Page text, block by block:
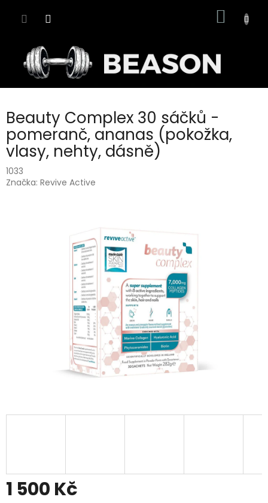
KOŠÍK
Beauty Complex 30 sáčků -
pomeranč, ananas (pokožka,
vlasy, nehty, dásně)
1033
Značka: Revive Active
1 500 Kč